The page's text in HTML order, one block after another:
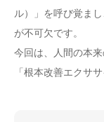
ル）」を呼び覚ま
が不可欠です。
今回は、人間の本
「根本改善エクサ